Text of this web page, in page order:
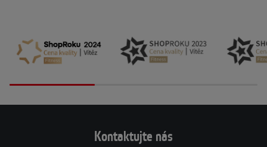
Kontaktujte nás